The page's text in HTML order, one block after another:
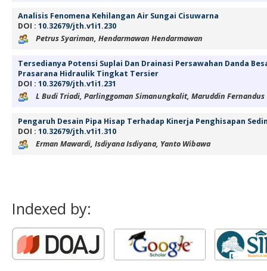
Analisis Fenomena Kehilangan Air Sungai Cisuwarna
DOI : 10.32679/jth.v1i1.230
Petrus Syariman, Hendarmawan Hendarmawan
Tersedianya Potensi Suplai Dan Drainasi Persawahan Danda
Prasarana Hidraulik Tingkat Tersier
DOI : 10.32679/jth.v1i1.231
L Budi Triadi, Parlinggoman Simanungkalit, Maruddin Fernandus
Pengaruh Desain Pipa Hisap Terhadap Kinerja Penghisapan
DOI : 10.32679/jth.v1i1.310
Erman Mawardi, Isdiyana Isdiyana, Yanto Wibawa
Indexed by: